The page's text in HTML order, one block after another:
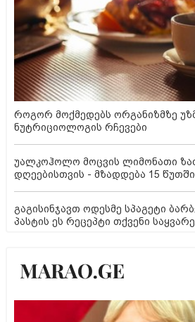
როგორ მოქმედებს ორგანიზმზე
ნუტრიციოლოგის რჩევები
უალკოჰოლო მოცვის ლიმონათი
დღეებისთვის - მზადდება 15
გაგისინჯავთ ოდესმე სპაგეტი
პასტის ეს რეცეპტი თქვენი